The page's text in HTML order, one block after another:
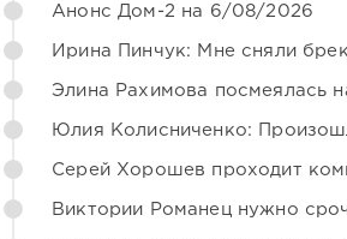
Анонс Дом-2 на 6/08/2026
Ирина Пинчук: Мне сняли
Элина Рахимова посмеялась
Юлия Колисниченко:
Серей Хорошев проходит
Виктории Романец нужно